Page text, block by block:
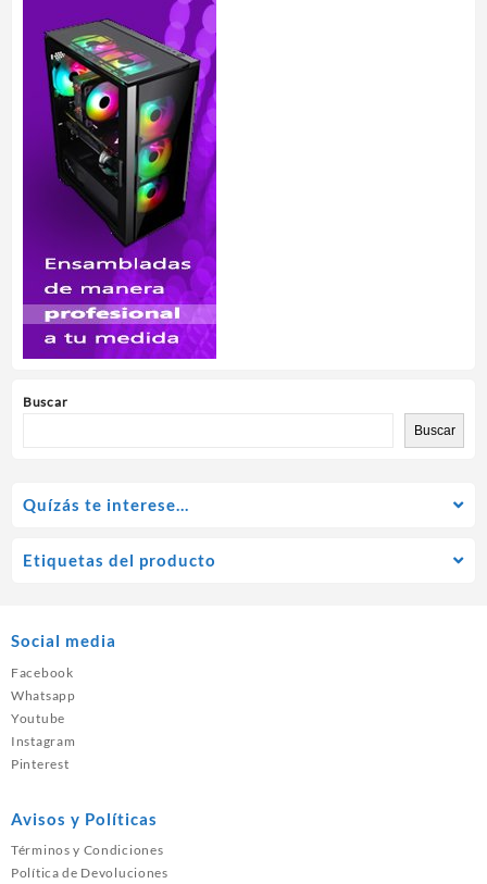
Buscar
Buscar
Quízás te interese…
Etiquetas del producto
Social media
Facebook
Whatsapp
Youtube
Instagram
Pinterest
Avisos y Políticas
Términos y Condiciones
Política de Devoluciones